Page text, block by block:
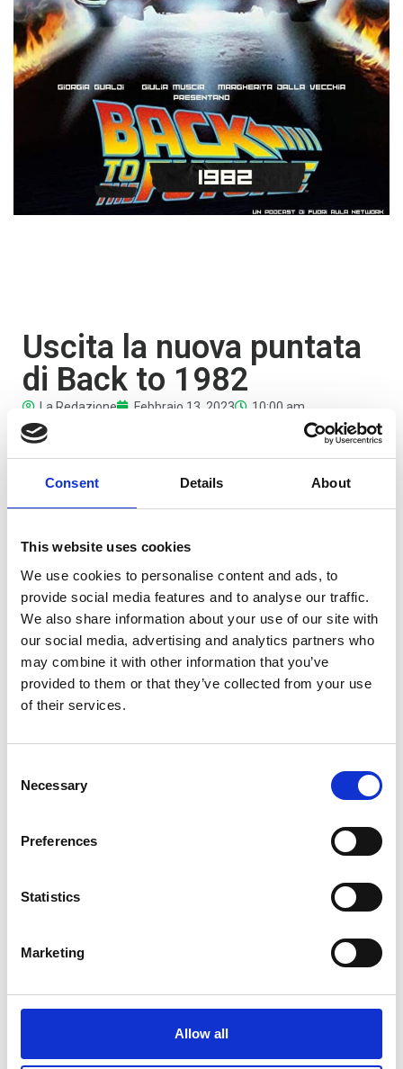
Consent Details About
This website uses cookies
We use cookies to personalise content and ads, to
provide social media features and to analyse our traffic.
We also share information about your use of our site with
our social media, advertising and analytics partners who
may combine it with other information that you’ve
provided to them or that they’ve collected from your use
of their services.
Selection
Necessary
Preferences
Statistics
Marketing
Allow all
Uscita la nuova puntata
di Back to 1982
La Redazione Febbraio 13, 2023 10:00 am
Giulia e Margherita incontrano Michela Nosè, oggi
no a una serata in discoteca.
Si ringraziano Leonardo Pieraccioni e Quentin Tarantino,
che per l’incolumità di tutti non ha scritto nè diretto
l’episodio.
Back to 1982è un podcast diFuori Aula Network
realizzato da Margherita Dalla Vecchia, Giulia Muscia
e Giorgia Gualdi
Facebook
LinkedIn